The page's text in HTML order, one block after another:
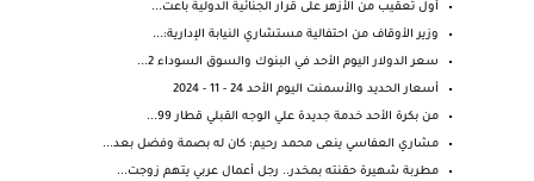
أول تعقيب من الأزهر على قرار الجنائية الدولية باعت...
وزير الأوقاف من احتفالية مستشاري النيابة الإدارية:...
سعر الدولار اليوم الأحد في البنوك والسوق السوداء 2...
أسعار الحديد والأسمنت اليوم الأحد 24 - 11 - 2024
من بكرة الأحد خدمة جديدة علي الوجه القبلي قطار 99...
مشاري العفاسي ينعى محمد رحيم: كان له بصمة وفضل بعد...
مطربة شهيرة حقنته بمخدر.. رجل أعمال عربي يتهم زوجت...